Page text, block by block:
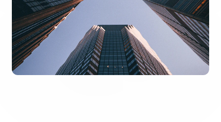
Policy
招聘